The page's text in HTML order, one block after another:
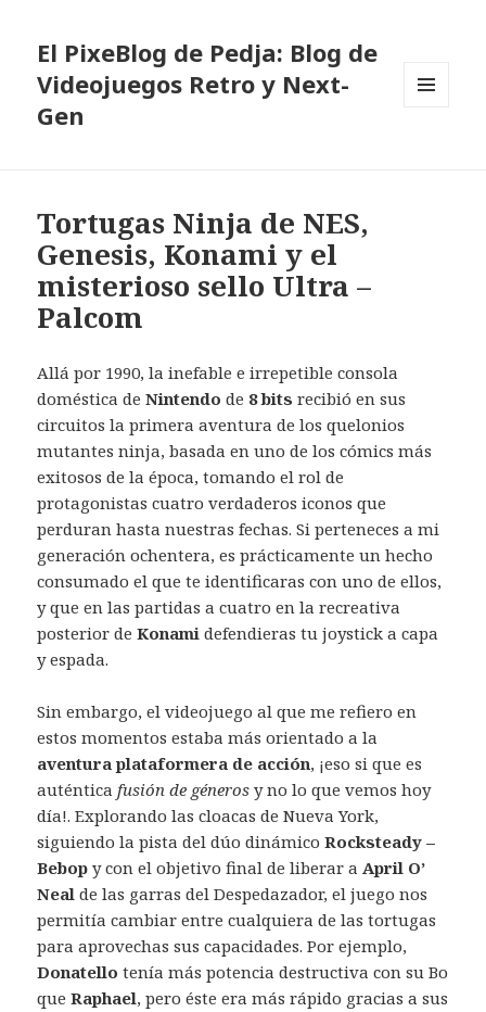
El PixeBlog de Pedja: Blog de
Videojuegos Retro y Next-
Gen
Tortugas Ninja de NES,
Genesis, Konami y el
misterioso sello Ultra –
Palcom
Allá por 1990, la inefable e irrepetible consola
doméstica deNintendo de 8 bits recibió en sus
circuitos la primera aventura de los quelonios
mutantes ninja, basada en uno de los cómics más
exitosos de la época, tomando el rol de
protagonistas cuatro verdaderos iconos que
perduran hasta nuestras fechas. Si perteneces a mi
generación ochentera, es prácticamente un hecho
consumado el que te identificaras con uno de ellos,
y que en las partidas a cuatro en la recreativa
posterior deKonamidefendieras tu joystick a capa
y espada.
Sin embargo, el videojuego al que me refiero en
estos momentos estaba más orientado a la
aventura plataformera de acción, ¡eso si que es
auténticafusión de géneros y no lo que vemos hoy
día!. Explorando las cloacas de Nueva York,
siguiendo la pista del dúo dinámicoRocksteady –
Bebop y con el objetivo final de liberar aApril O’
Neal de las garras del Despedazador, el juego nos
permitía cambiar entre cualquiera de las tortugas
para aprovechas sus capacidades. Por ejemplo,
Donatello tenía más potencia destructiva con su Bo
queRaphael, pero éste era más rápido gracias a sus